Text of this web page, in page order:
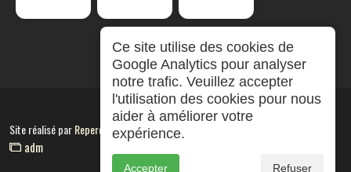
Site réalisé parRepereCom
adm
Ce site utilise des cookies de
Google Analytics pour analyser
notre trafic. Veuillez accepter
l'utilisation des cookies pour nous
aider à améliorer votre
expérience.
Accepter Refuser